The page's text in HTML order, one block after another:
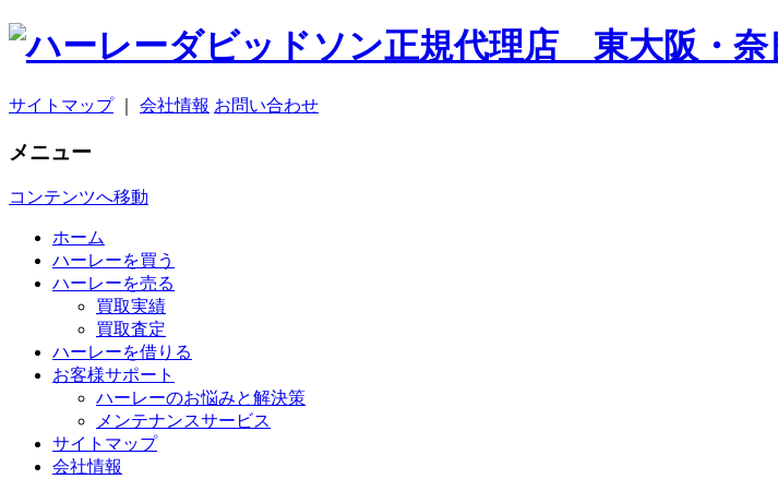
サイトマップ｜ 会社情報 お問い合わせ
メニュー
コンテンツへ移動
ホーム
ハーレーを買う
ハーレーを売る
買取実績
買取査定
ハーレーを借りる
お客様サポート
ハーレーのお悩みと解決策
メンテナンスサービス
サイトマップ
会社情報